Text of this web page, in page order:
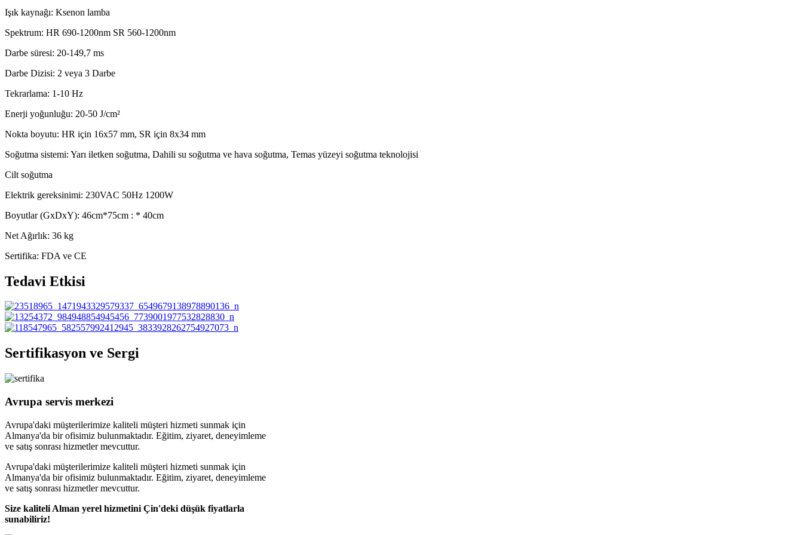
Işık kaynağı: Ksenon lamba
Spektrum: HR 690-1200nm SR 560-1200nm
Darbe süresi: 20-149,7 ms
Darbe Dizisi: 2 veya 3 Darbe
Tekrarlama: 1-10 Hz
Enerji yoğunluğu: 20-50 J/cm²
Nokta boyutu: HR için 16x57 mm, SR için 8x34 mm
Soğutma sistemi: Yarı iletken soğutma, Dahili su soğutma ve hava soğutma, Temas yüzeyi soğutma teknolojisi
Cilt soğutma
Elektrik gereksinimi: 230VAC 50Hz 1200W
Boyutlar (GxDxY): 46cm*75cm : * 40cm
Net Ağırlık: 36 kg
Sertifika: FDA ve CE
Tedavi Etkisi
Sertifikasyon ve Sergi
Avrupa servis merkezi
Avrupa'daki müşterilerimize kaliteli müşteri hizmeti sunmak için
Almanya'da bir ofisimiz bulunmaktadır. Eğitim, ziyaret, deneyimleme
ve satış sonrası hizmetler mevcuttur.
Avrupa'daki müşterilerimize kaliteli müşteri hizmeti sunmak için
Almanya'da bir ofisimiz bulunmaktadır. Eğitim, ziyaret, deneyimleme
ve satış sonrası hizmetler mevcuttur.
Size kaliteli Alman yerel hizmetini Çin'deki düşük fiyatlarla
sunabiliriz!